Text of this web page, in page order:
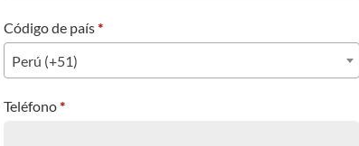
Código de país*
Perú (+51)
Teléfono*